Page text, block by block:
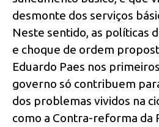
desmonte dos serviços
Neste sentido, as políticas
e choque de ordem
Eduardo Paes nos
governo só contribuem
dos problemas vividos na
como a Contra-reforma da